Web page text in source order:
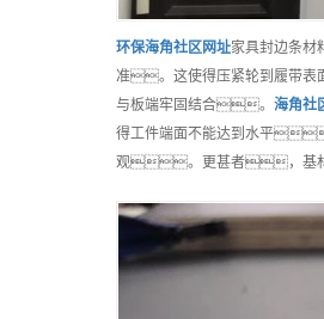
环保海角社区网址家具封边条
准。这使得压紧轮到履带
与板端牢固结合。 海角社
得工件端面不能达到水平
观。更甚者，基材